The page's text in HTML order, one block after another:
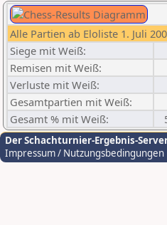
Alle Partien ab Eloliste 1. Juli
Siege mit Weiß:
Remisen mit Weiß:
Verluste mit Weiß:
Gesamtpartien mit Weiß:
Gesamt % mit Weiß:
Der Schachturnier-Ergebnis-
Impressum / Nutzungsbedingungen